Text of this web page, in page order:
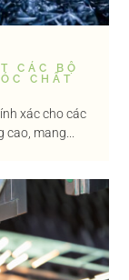
CÁC BỘ
CHẤT
xác cho các
mang...